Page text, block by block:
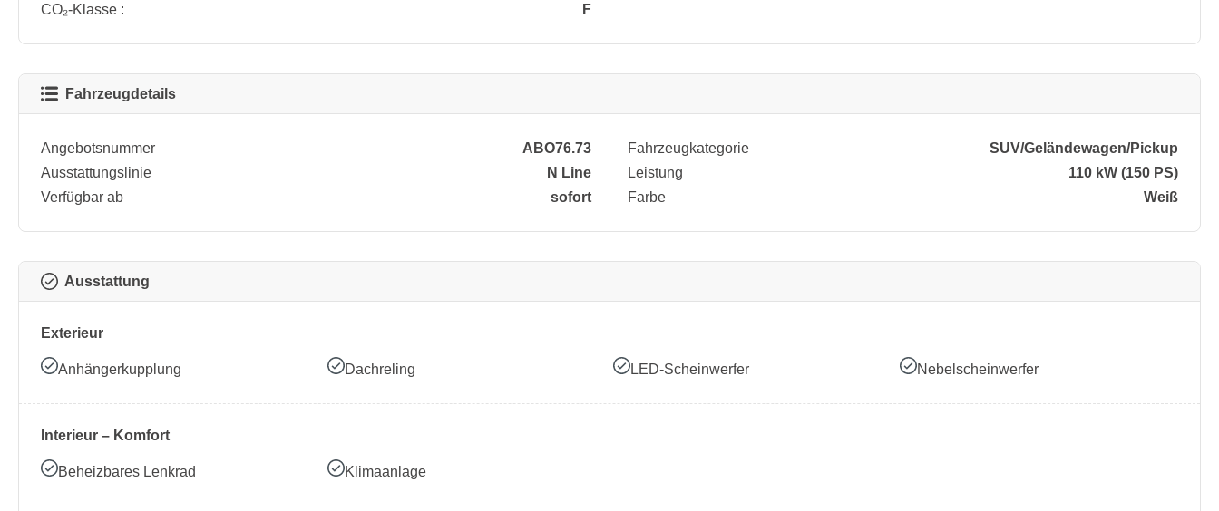
CO₂-Klasse :
F
Fahrzeugdetails
Angebotsnummer
ABO76.73
Ausstattungslinie
N Line
Verfügbar ab
sofort
Fahrzeugkategorie
SUV/​Geländewagen/​Pickup
Leistung
110 kW (150 PS)
Farbe
Weiß
Ausstattung
Exterieur
Anhängerkupplung Dachreling LED-Scheinwerfer Nebelscheinwerfer
Interieur – Komfort
Beheizbares Lenkrad Klimaanlage